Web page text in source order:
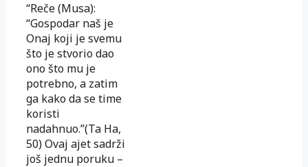
“Reče (Musa):
“Gospodar naš je
Onaj koji je svemu
što je stvorio dao
ono što mu je
potrebno, a zatim
ga kako da se time
koristi
nadahnuo.”(Ta Ha,
50) Ovaj ajet sadrži
još jednu poruku –